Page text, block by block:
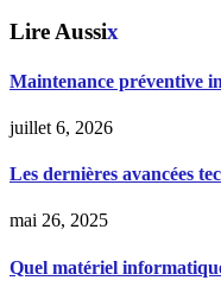
Lire Aussix
Maintenance préventive
juillet 6, 2026
Les dernières avancées
mai 26, 2025
Quel matériel